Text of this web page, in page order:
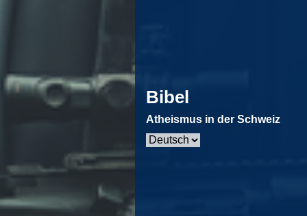
Bibel
Atheismus in der Schweiz
Sprache